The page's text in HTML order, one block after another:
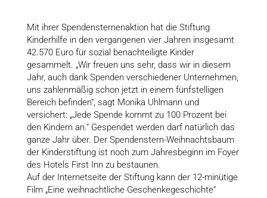
Mit ihrer Spendensternenaktion hat die Stiftung
Kinderhilfe in den vergangenen vier Jahren insgesamt
42.570 Euro für sozial benachteiligte Kinder
gesammelt. „Wir freuen uns sehr, dass wir in diesem
Jahr, auch dank Spenden verschiedener Unternehmen,
uns zahlenmäßig schon jetzt in einem fünfstelligen
Bereich befinden“, sagt Monika Uhlmann und
versichert: „Jede Spende kommt zu 100 Prozent bei
den Kindern an.“ Gespendet werden darf natürlich das
ganze Jahr über. Der Spendenstern-Weihnachtsbaum
der Kinderstiftung ist noch zum Jahresbeginn im Foyer
des Hotels First Inn zu bestaunen.
Auf der Internetseite der Stiftung kann der 12-minütige
Film „Eine weihnachtliche Geschenkegeschichte“